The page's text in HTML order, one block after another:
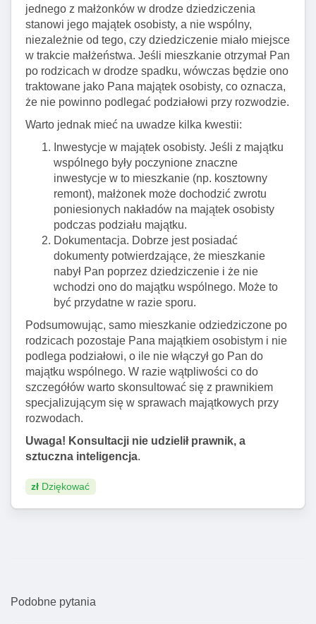
jednego z małżonków w drodze dziedziczenia
stanowi jego majątek osobisty, a nie wspólny,
niezależnie od tego, czy dziedziczenie miało miejsce
w trakcie małżeństwa. Jeśli mieszkanie otrzymał Pan
po rodzicach w drodze spadku, wówczas będzie ono
traktowane jako Pana majątek osobisty, co oznacza,
że nie powinno podlegać podziałowi przy rozwodzie.
Warto jednak mieć na uwadze kilka kwestii:
Inwestycje w majątek osobisty. Jeśli z majątku
wspólnego były poczynione znaczne
inwestycje w to mieszkanie (np. kosztowny
remont), małżonek może dochodzić zwrotu
poniesionych nakładów na majątek osobisty
podczas podziału majątku.
Dokumentacja. Dobrze jest posiadać
dokumenty potwierdzające, że mieszkanie
nabył Pan poprzez dziedziczenie i że nie
wchodzi ono do majątku wspólnego. Może to
być przydatne w razie sporu.
Podsumowując, samo mieszkanie odziedziczone po
rodzicach pozostaje Pana majątkiem osobistym i nie
podlega podziałowi, o ile nie włączył go Pan do
majątku wspólnego. W razie wątpliwości co do
szczegółów warto skonsultować się z prawnikiem
specjalizującym się w sprawach majątkowych przy
rozwodach.
Uwaga! Konsultacji nie udzielił prawnik, a
sztuczna inteligencja.
zł Dziękować
Podobne pytania